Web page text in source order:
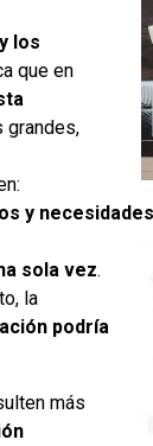
los
que en
grandes,
y
sola vez.
la
podría
más